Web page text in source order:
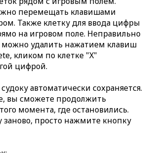
перемещать клавишами
Также клетку для ввода цифры
на игровом поле. Неправильно
удалить нажатием клавиш
кликом по клетке "X"
цифрой.
автоматически сохраняется.
вы сможете продолжить
момента, где остановились.
заново, просто нажмите кнопку